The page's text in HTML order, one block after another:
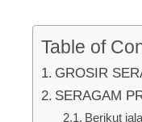
Table of
GROSIR
SERAGAM
Berikut